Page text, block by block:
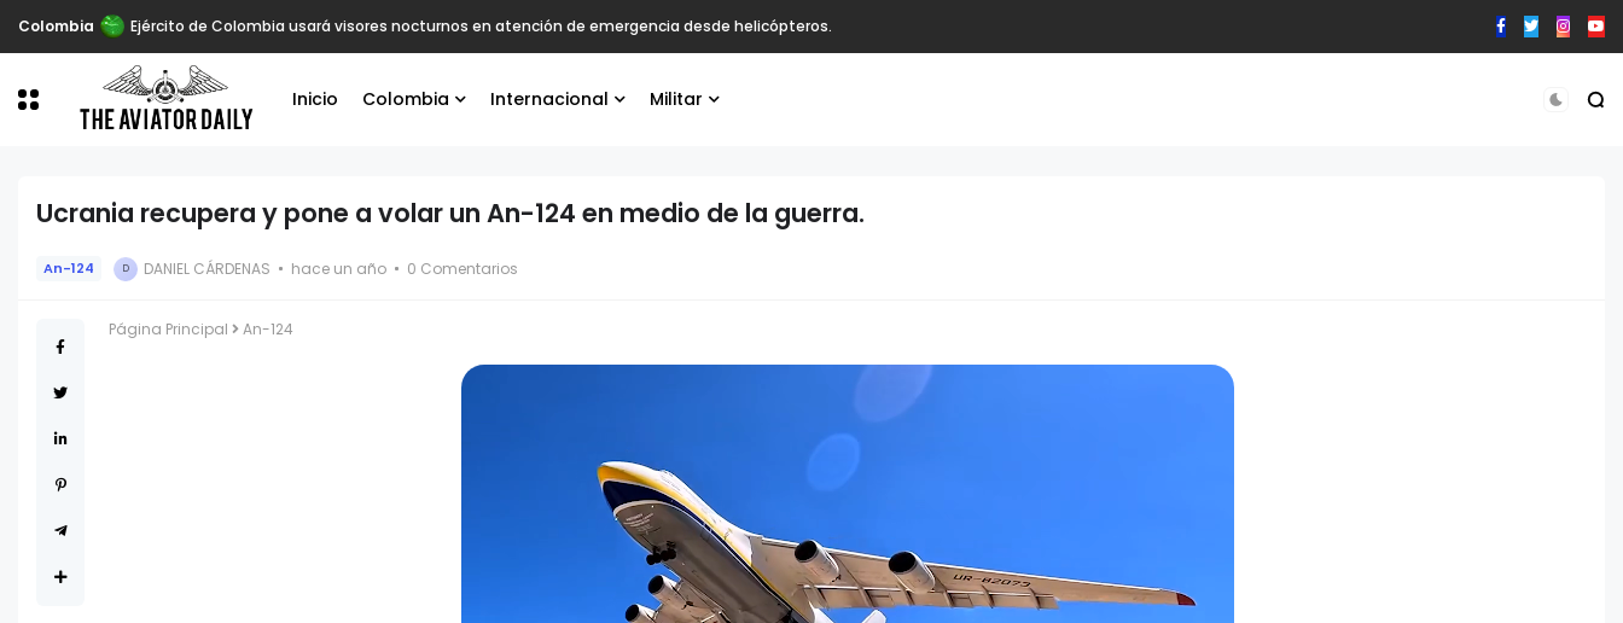
Colombia Ejército de Colombia usará visores nocturnos en atención de emergencia desde helicópteros.
Inicio Colombia Internacional Militar
Ucrania recupera y pone a volar un An-124 en medio de la guerra.
An-124 D DANIEL CÁRDENAS hace un año 0 Comentarios
Página Principal An-124